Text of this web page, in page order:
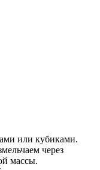
или кубиками.
через
массы.